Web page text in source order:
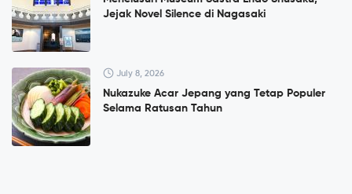
Jejak Novel Silence di Nagasaki
July 8, 2026
Nukazuke Acar Jepang yang Tetap Populer
Selama Ratusan Tahun